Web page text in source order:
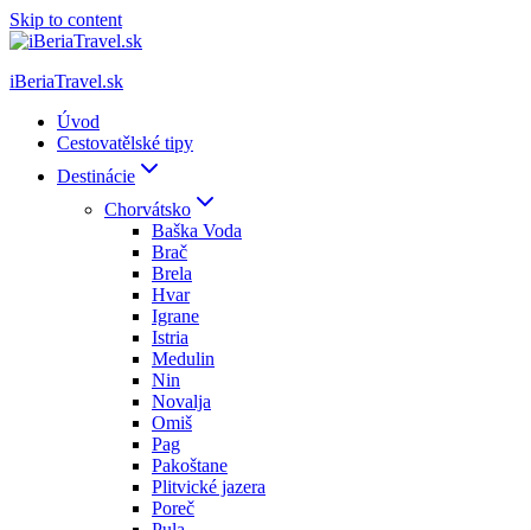
Skip to content
iBeriaTravel.sk
Úvod
Cestovatělské tipy
Destinácie
Chorvátsko
Baška Voda
Brač
Brela
Hvar
Igrane
Istria
Medulin
Nin
Novalja
Omiš
Pag
Pakoštane
Plitvické jazera
Poreč